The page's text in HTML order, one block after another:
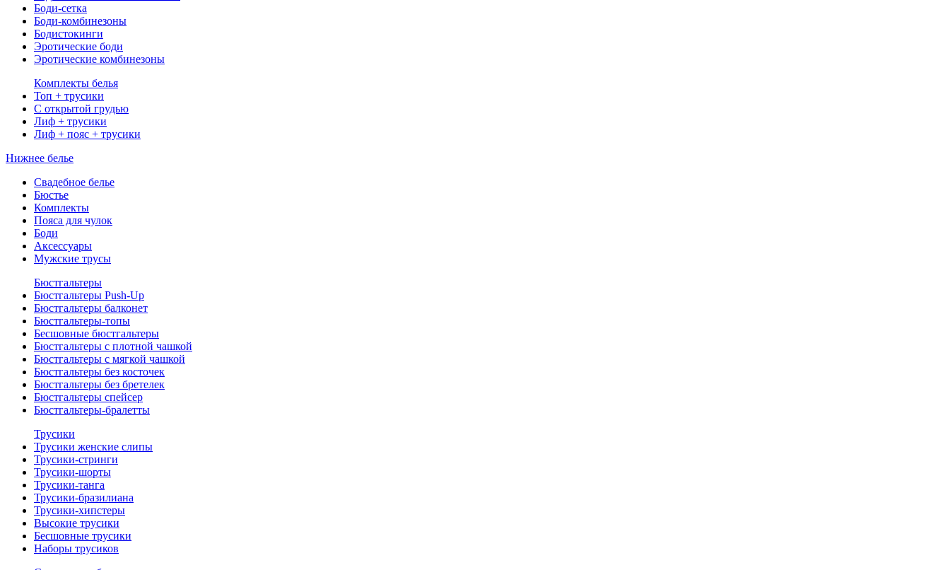
Боди-сетка
Боди-комбинезоны
Бодистокинги
Эротические боди
Эротические комбинезоны
Комплекты белья
Топ + трусики
С открытой грудью
Лиф + трусики
Лиф + пояс + трусики
Нижнее белье
Свадебное белье
Бюстье
Комплекты
Пояса для чулок
Боди
Аксессуары
Мужские трусы
Бюстгальтеры
Бюстгальтеры Push-Up
Бюстгальтеры балконет
Бюстгальтеры-топы
Бесшовные бюстгальтеры
Бюстгальтеры с плотной чашкой
Бюстгальтеры с мягкой чашкой
Бюстгальтеры без косточек
Бюстгальтеры без бретелек
Бюстгальтеры спейсер
Бюстгальтеры-бралетты
Трусики
Трусики женские слипы
Трусики-стринги
Трусики-шорты
Трусики-танга
Трусики-бразилиана
Трусики-хипстеры
Высокие трусики
Бесшовные трусики
Наборы трусиков